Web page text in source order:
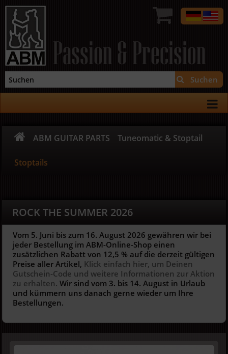
Passion & Precision
Suchen
ABM GUITAR PARTS Tuneomatic & Stoptail
Stoptails
ROCK THE SUMMER 2026
Vom 5. Juni bis zum 16. August 2026 gewähren wir bei
jeder Bestellung im ABM-Online-Shop einen
zusätzlichen Rabatt von 12,5 % auf die derzeit gültigen
Preise aller Artikel, Klick einfach hier, um Deinen
Gutschein-Code und weitere Informationen zur Aktion
zu erhalten. Wir sind vom 3. bis 14. August in Urlaub
und kümmern uns danach gerne wieder um Ihre
Bestellungen.